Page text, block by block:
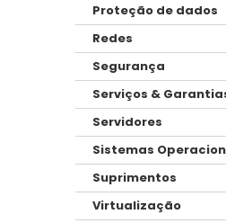
Proteção de dados
Redes
Segurança
Serviços &
Servidores
Sistemas
Suprimentos
Virtualização